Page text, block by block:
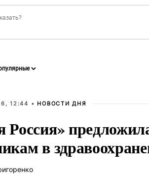
12:44 • НОВОСТИ ДНЯ
Россия»
в